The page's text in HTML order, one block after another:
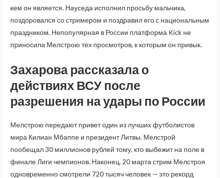
кем он является. Науседа исполнил просьбу мальчика,
поздоровался со стримером и поздравил его с национальным
праздником. Непопулярная в России платформа Kick не
приносила Мелстрою тех просмотров, к которым он привык.
Захарова рассказала о
действиях ВСУ после
разрешения на удары по России
Мелстрою передают привет один из лучших футболистов
мира Килиан Мбаппе и президент Литвы. Мелстрой
пообещал 30 миллионов рублей тому, кто выбежит на поле в
финале Лиги чемпионов. Наконец, 20 марта стрим Мелстроя
одновременно смотрели 720 тысяч человек — это рекорд